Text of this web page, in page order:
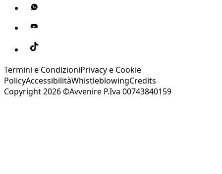
Termini e CondizioniPrivacy e Cookie
PolicyAccessibilitàWhistleblowingCredits
Copyright 2026 ©Avvenire P.Iva 00743840159